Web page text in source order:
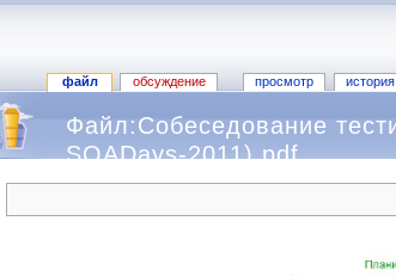
файл обсуждение просмотр история
Файл:Собеседование
SQADays-2011).pdf